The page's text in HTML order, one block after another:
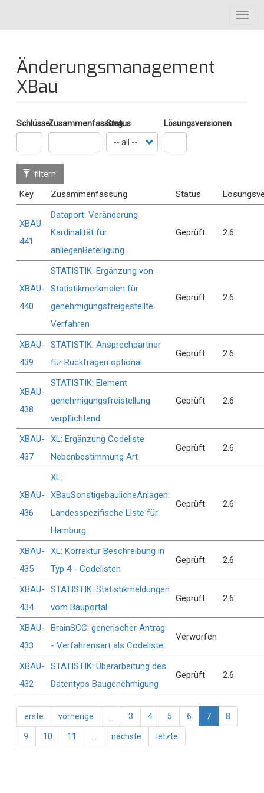
Inhalt
Änderungsmanagement
XBau
SchlüsselZusammenfassung
Status Lösungsversionen
filtern
Key Zusammenfassung Status
XBAU-
441
Dataport: Veränderung
Kardinalität für
anliegenBeteiligung
Geprüft 2.6
XBAU-
440
STATISTIK: Ergänzung von
Statistikmerkmalen für
genehmigungsfreigestellte
Verfahren
Geprüft 2.6
XBAU-
439
STATISTIK: Ansprechpartner
für Rückfragen optional
Geprüft 2.6
XBAU-
438
STATISTIK: Element
genehmigungsfreistellung
verpflichtend
Geprüft 2.6
XBAU-
437
XL: Ergänzung Codeliste
Nebenbestimmung Art
Geprüft 2.6
XBAU-
436
XL:
XBauSonstigebaulicheAnlagen:
Landesspezifische Liste für
Hamburg
Geprüft 2.6
XBAU-
435
XL: Korrektur Beschreibung in
Typ 4 - Codelisten
Geprüft 2.6
XBAU-
434
STATISTIK: Statistikmeldungen
vom Bauportal
Geprüft 2.6
XBAU-
433
BrainSCC: generischer Antrag
- Verfahrensart als Codeliste
Verworfen
XBAU-
432
STATISTIK: Überarbeitung des
Datentyps Baugenehmigung
Geprüft 2.6
Seitennummerierung
Erste
Seite
erste
Vorherige
Seite
vorherige Seite
3 Seite
4 Seite
5 Seite
6
Aktuelle
Seite
7 Seite
8
Seite
9 Seite
10 Seite
11
Nächste
Seite
nächste
Letzte
Seite
letzte